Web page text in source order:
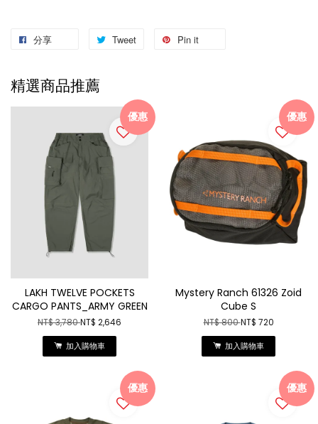
分享 Tweet Pin it
精選商品推薦
優惠
LAKH TWELVE POCKETS
CARGO PANTS_ARMY GREEN
NT$ 3,780NT$ 2,646
加入購物車
優惠
Mystery Ranch 61326 Zoid
Cube S
NT$ 800NT$ 720
加入購物車
優惠 優惠